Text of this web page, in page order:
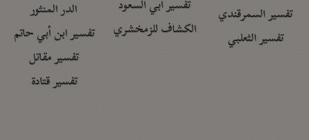
تفسير السمرقندي
تفسير الثعلبي
تفسير أبي السعود
الكشاف للزمخشري
الدر المنثور
تفسير ابن أبي حاتم
تفسير مقاتل
تفسير قتادة